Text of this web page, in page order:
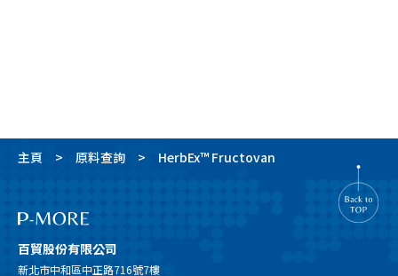
主頁 原料查詢 HerbEx™ Fructovan
百貿股份有限公司
新北市中和區中正路716號7樓